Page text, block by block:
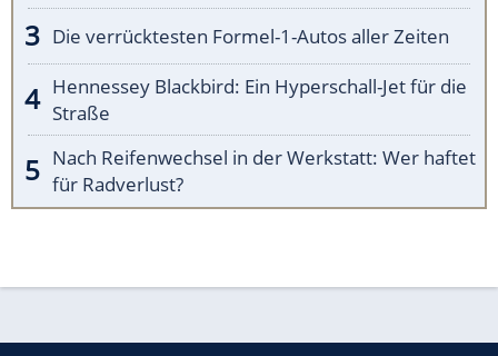
Die verrücktesten Formel-1-Autos aller Zeiten
Hennessey Blackbird: Ein Hyperschall-Jet für die
Straße
Nach Reifenwechsel in der Werkstatt: Wer haftet
für Radverlust?